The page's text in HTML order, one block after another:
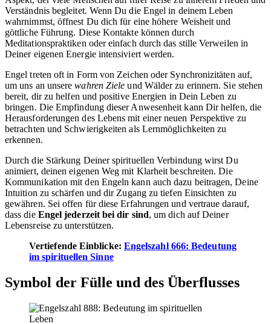
Verständnis begleitet. Wenn Du die Engel in deinem Leben
wahrnimmst, öffnest Du dich für eine höhere Weisheit und
göttliche Führung. Diese Kontakte können durch
Meditationspraktiken oder einfach durch das stille Verweilen in
Deiner eigenen Energie intensiviert werden.
Engel treten oft in Form von Zeichen oder Synchronizitäten auf,
um uns an unserewahren Ziele und Wälder zu erinnern. Sie stehen
bereit, dir zu helfen und positive Energien in Dein Leben zu
bringen. Die Empfindung dieser Anwesenheit kann Dir helfen, die
Herausforderungen des Lebens mit einer neuen Perspektive zu
betrachten und Schwierigkeiten als Lernmöglichkeiten zu
erkennen.
Durch die Stärkung Deiner spirituellen Verbindung wirst Du
animiert, deinen eigenen Weg mit Klarheit beschreiten. Die
Kommunikation mit den Engeln kann auch dazu beitragen, Deine
Intuition zu schärfen und dir Zugang zu tiefen Einsichten zu
gewähren. Sei offen für diese Erfahrungen und vertraue darauf,
dass die Engel jederzeit bei dir sind, um dich auf Deiner
Lebensreise zu unterstützen.
Vertiefende Einblicke: Engelszahl 666: Bedeutung
im spirituellen Sinne
Symbol der Fülle und des Überflusses